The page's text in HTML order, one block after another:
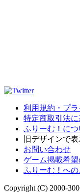
利用規約・プ
特定商取引法
ふりーむ！につ
旧デザインで
お問い合わせ
ゲーム掲載希
ふりーむ！へ
Copyright (C) 2000-